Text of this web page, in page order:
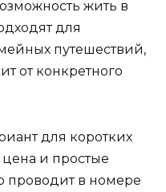
жить в
для
путешествий,
от конкретного
для коротких
и простые
проводит в номере